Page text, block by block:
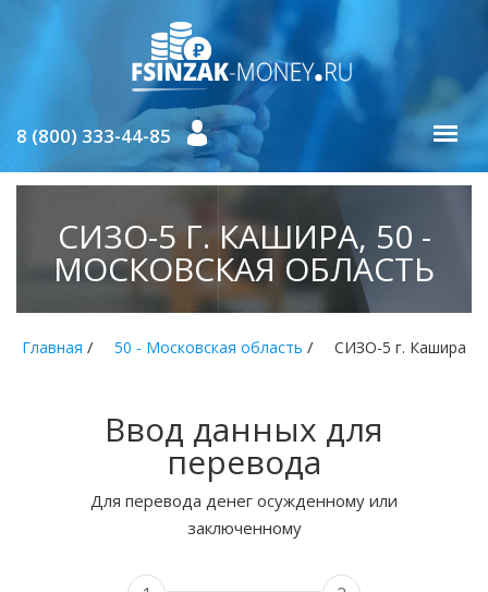
8 (800) 333-44-85
СИЗО-5 Г. КАШИРА, 50 -
МОСКОВСКАЯ ОБЛАСТЬ
Главная / 50 - Московская область / СИЗО-5 г. Кашира
Ввод данных для
перевода
Для перевода денег осужденному или
заключенному